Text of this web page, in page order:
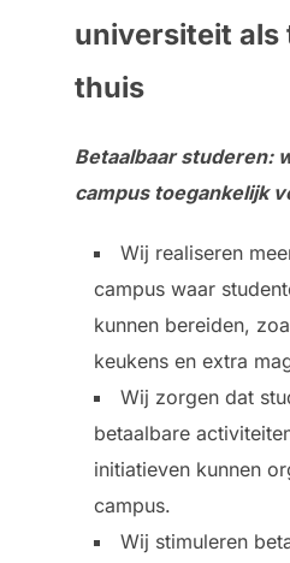
universiteit als
thuis
Betaalbaar studeren:
campus toegankelijk
Wij realiseren
campus waar
kunnen bereiden,
keukens en extra
Wij zorgen dat
betaalbare
initiatieven kunnen
campus.
Wij stimuleren